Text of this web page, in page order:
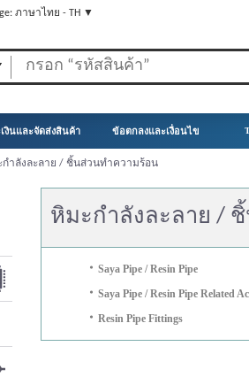
ภาษาไทย - TH ▼
งินและจัดส่งสินค้า ข้อตกลงและเงื่อนไข
กำลังละลาย / ชิ้นส่วนทำความร้อน
หิมะกำลังละลาย /
・ Saya Pipe / Resin Pipe
・ Saya Pipe / Resin Pipe Related
・ Resin Pipe Fittings